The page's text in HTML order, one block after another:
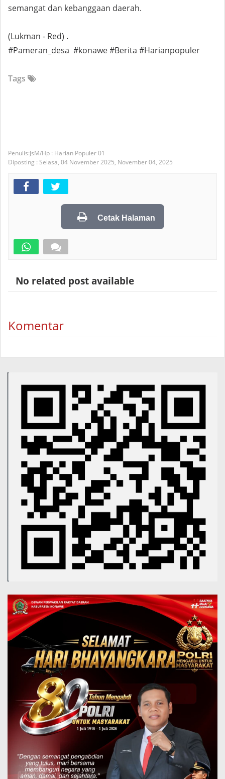
semangat dan kebanggaan daerah.
(Lukman - Red) .
#Pameran_desa #konawe #Berita #Harianpopuler
Tags
JsM/Hp : Harian Populer 01
Diposting : Selasa, 04 November 2025, November 04, 2025
Cetak Halaman
No related post available
Komentar